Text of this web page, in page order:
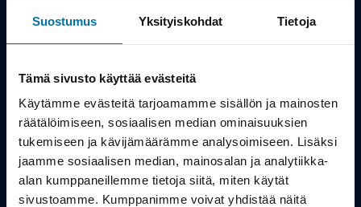
Suostumus Yksityiskohdat Tietoja
Tämä sivusto käyttää evästeitä
Käytämme evästeitä tarjoamamme sisällön ja mainosten
räätälöimiseen, sosiaalisen median ominaisuuksien
tukemiseen ja kävijämäärämme analysoimiseen. Lisäksi
jaamme sosiaalisen median, mainosalan ja analytiikka-
alan kumppaneillemme tietoja siitä, miten käytät
sivustoamme. Kumppanimme voivat yhdistää näitä
Kauppa
Työsuhdepyörä
Info
Toimitus